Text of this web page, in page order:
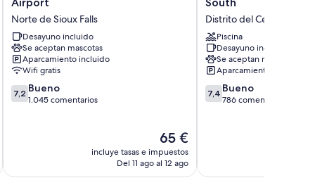
Wyndham
Sioux
Falls
Airport
Norte
de
Sioux
Norte de Sioux Falls
Desayuno incluido
Se aceptan mascotas
Aparcamiento incluido
Wifi gratis
7.2
sobre
7,2 Bueno
1.045 comentarios
El
precio
actual
65 €
incluye tasas e impuestos
Del 11 ago al 12 ago
Suites
Sioux
Falls
South
Distrito
del
Centro
Distrito del Centro
Piscina
Desayuno incluido
Se aceptan mascotas
Aparcamiento incluido
7.4
sobre
7,4 Bueno
786 comentarios